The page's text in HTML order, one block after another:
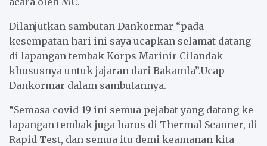
Dilanjutkan sambutan Dankormar “pada
kesempatan hari ini saya ucapkan selamat datang
di lapangan tembak Korps Marinir Cilandak
khususnya untuk jajaran dari Bakamla”.Ucap
Dankormar dalam sambutannya.
“Semasa covid-19 ini semua pejabat yang datang ke
lapangan tembak juga harus di Thermal Scanner, di
Rapid Test, dan semua itu demi keamanan kita